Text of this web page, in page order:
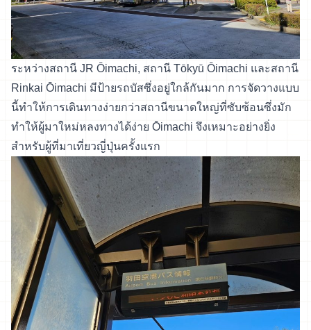
ระหว่างสถานี JR Ōimachi, สถานี Tōkyū Ōimachi และสถานี
Rinkai Ōimachi มีป้ายรถบัสซึ่งอยู่ใกล้กันมาก การจัดวางแบบ
นี้ทำให้การเดินทางง่ายกว่าสถานีขนาดใหญ่ที่ซับซ้อนซึ่งมัก
ทำให้ผู้มาใหม่หลงทางได้ง่าย Ōimachi จึงเหมาะอย่างยิ่ง
สำหรับผู้ที่มาเที่ยวญี่ปุ่นครั้งแรก